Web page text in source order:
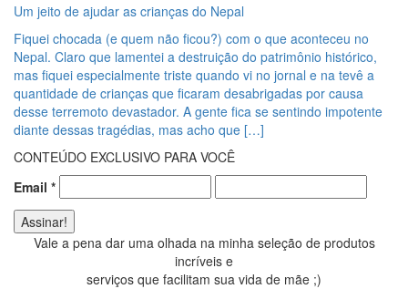
Um jeito de ajudar as crianças do Nepal
Fiquei chocada (e quem não ficou?) com o que aconteceu no
Nepal. Claro que lamentei a destruição do patrimônio histórico,
mas fiquei especialmente triste quando vi no jornal e na tevê a
quantidade de crianças que ficaram desabrigadas por causa
desse terremoto devastador. A gente fica se sentindo impotente
diante dessas tragédias, mas acho que […]
CONTEÚDO EXCLUSIVO PARA VOCÊ
Email *
Vale a pena dar uma olhada na minha seleção de produtos
incríveis e
serviços que facilitam sua vida de mãe ;)